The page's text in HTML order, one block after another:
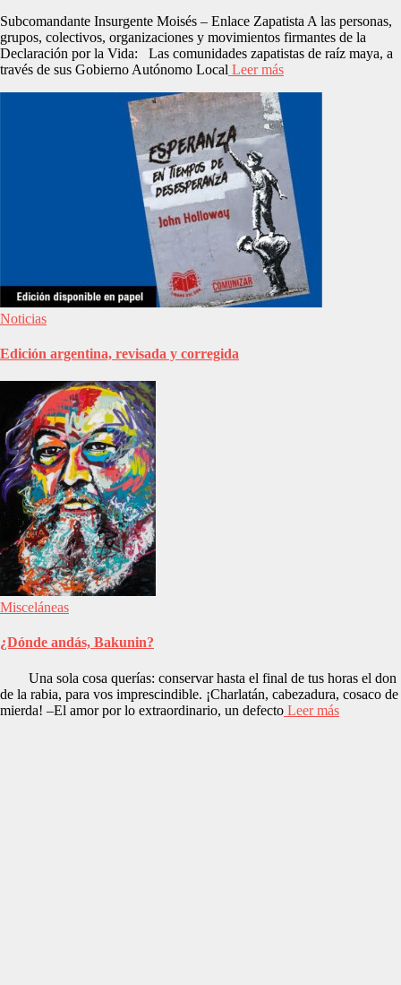
Subcomandante Insurgente Moisés – Enlace Zapatista A las personas,
grupos, colectivos, organizaciones y movimientos firmantes de la
Declaración por la Vida: Las comunidades zapatistas de raíz maya, a
través de sus Gobierno Autónomo Local Leer más
Noticias
Edición argentina, revisada y corregida
Misceláneas
¿Dónde andás, Bakunin?
Una sola cosa querías: conservar hasta el final de tus horas el don
de la rabia, para vos imprescindible. ¡Charlatán, cabezadura, cosaco de
mierda! –El amor por lo extraordinario, un defecto Leer más